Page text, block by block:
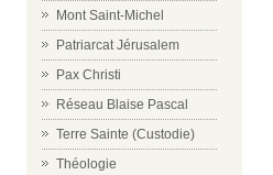
Mont Saint-Michel
Patriarcat Jérusalem
Pax Christi
Réseau Blaise Pascal
Terre Sainte (Custodie)
Théologie